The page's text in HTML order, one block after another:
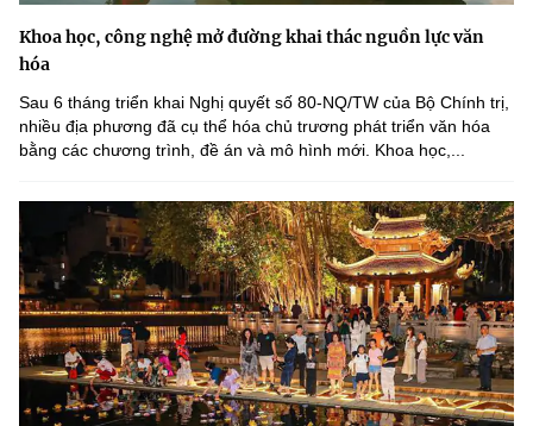
Khoa học, công nghệ mở đường khai thác nguồn lực văn
hóa
Sau 6 tháng triển khai Nghị quyết số 80-NQ/TW của Bộ Chính trị,
nhiều địa phương đã cụ thể hóa chủ trương phát triển văn hóa
bằng các chương trình, đề án và mô hình mới. Khoa học,...